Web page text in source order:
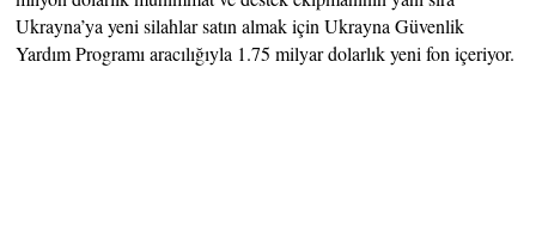
Ukrayna’ya yeni silahlar satın almak için Ukrayna Güvenlik
Yardım Programı aracılığıyla 1.75 milyar dolarlık yeni fon içeriyor.